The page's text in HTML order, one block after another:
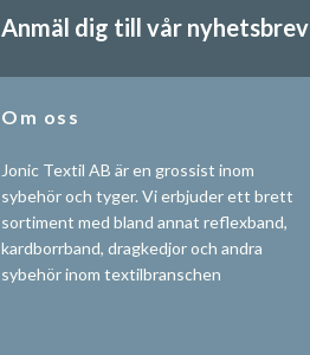
Anmäl dig till vår nyhetsbrev
Om oss
Jonic Textil AB är en grossist inom
sybehör och tyger. Vi erbjuder ett brett
sortiment med bland annat reflexband,
kardborrband, dragkedjor och andra
sybehör inom textilbranschen